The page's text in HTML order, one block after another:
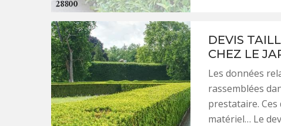
DEVIS
CHEZ LE
Les données
rassemblées
prestataire. Ces
matériel… Le